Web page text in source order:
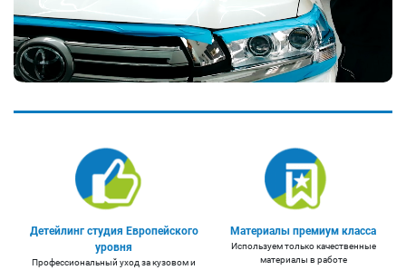
Детейлинг студия Европейского
уровня
Профессиональный уход за кузовом и
Материалы премиум класса
Используем только качественные
материалы в работе